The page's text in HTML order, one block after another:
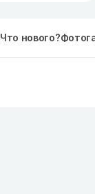
Что нового?